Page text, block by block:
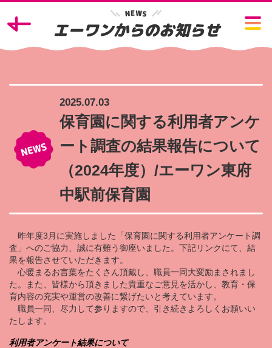
NEWS
エーワンからのお知らせ
2025.07.03
保育園に関する利用者アンケ
ート調査の結果報告について
（2024年度）/エーワン東府
中駅前保育園
昨年度3月に実施しました「保育園に関する利用者アンケート調
査」へのご協力、誠に有難う御座いました。下記リンクにて、結
果を報告させていただきます。
心暖まるお言葉をたくさん頂戴し、職員一同大変励まされまし
た。また、皆様から頂きました貴重なご意見を活かし、教育・保
育内容の充実や運営の改善に繋げたいと考えています。
職員一同、尽力して参りますので、引き続きよろしくお願いい
たします。
利用者アンケート結果について